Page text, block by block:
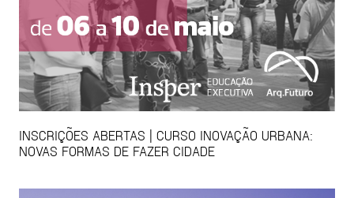
INSCRIÇÕES ABERTAS | CURSO INOVAÇÃO URBANA:
NOVAS FORMAS DE FAZER CIDADE